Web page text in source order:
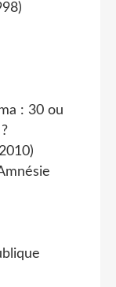
: 30 ou